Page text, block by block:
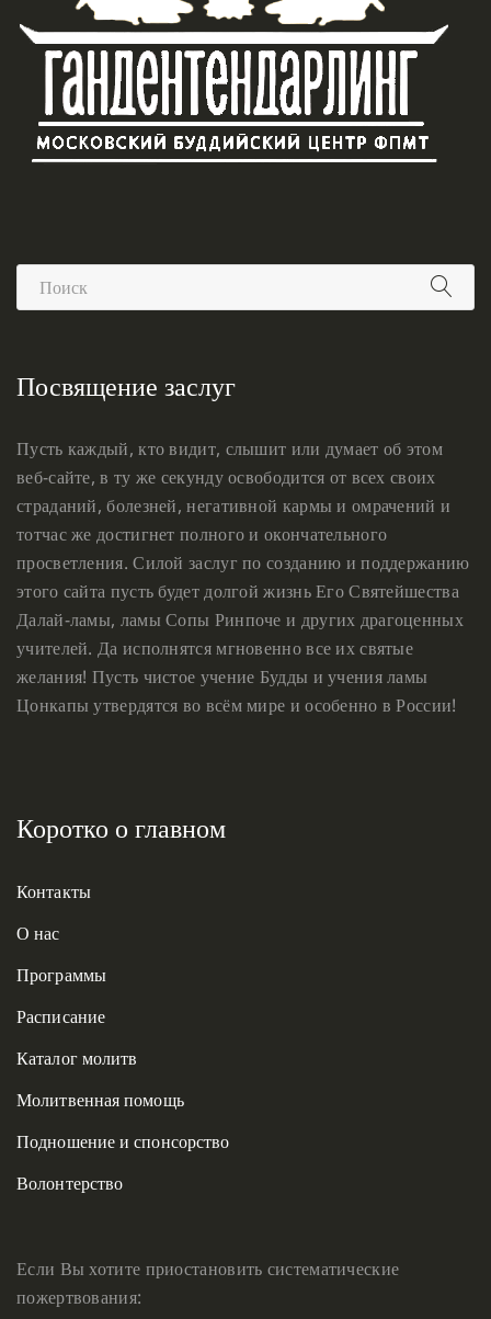
Посвящение заслуг
Пусть каждый, кто видит, слышит или думает об этом
веб-сайте, в ту же секунду освободится от всех своих
страданий, болезней, негативной кармы и омрачений и
тотчас же достигнет полного и окончательного
просветления. Силой заслуг по созданию и поддержанию
этого сайта пусть будет долгой жизнь Его Святейшества
Далай-ламы, ламы Сопы Ринпоче и других драгоценных
учителей. Да исполнятся мгновенно все их святые
желания! Пусть чистое учение Будды и учения ламы
Цонкапы утвердятся во всём мире и особенно в России!
Коротко о главном
Контакты
О нас
Программы
Расписание
Каталог молитв
Молитвенная помощь
Подношение и спонсорство
Волонтерство
Если Вы хотите приостановить систематические
пожертвования: